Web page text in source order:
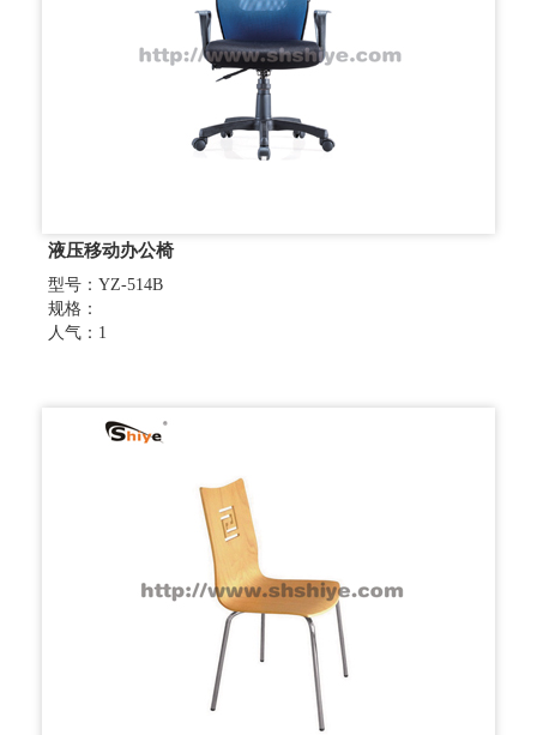
液压移动办公椅
型号：YZ-514B
规格：
人气：1